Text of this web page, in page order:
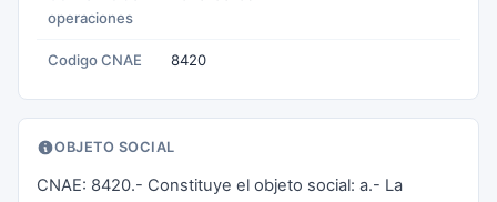
operaciones
Codigo CNAE 8420
OBJETO SOCIAL
CNAE: 8420.- Constituye el objeto social: a.- La